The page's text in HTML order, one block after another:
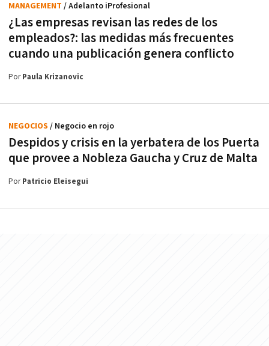
¿Las empresas revisan las redes de los
empleados?: las medidas más frecuentes
cuando una publicación genera conflicto
MANAGEMENT / Adelanto iProfesional
PorPaula Krizanovic
Despidos y crisis en la yerbatera de los Puerta
que provee a Nobleza Gaucha y Cruz de Malta
NEGOCIOS / Negocio en rojo
PorPatricio Eleisegui